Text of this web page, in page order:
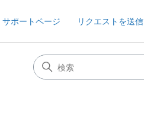
ポートページ リクエストを送信